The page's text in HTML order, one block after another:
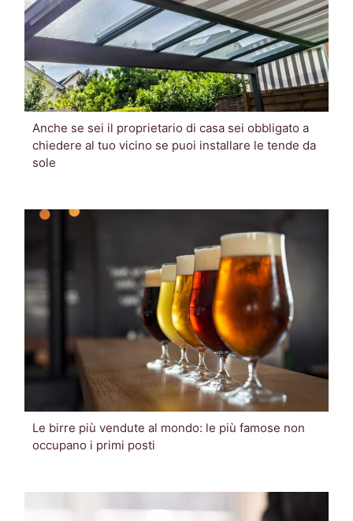
Anche se sei il proprietario di casa sei obbligato a
chiedere al tuo vicino se puoi installare le tende da
sole
Le birre più vendute al mondo: le più famose non
occupano i primi posti